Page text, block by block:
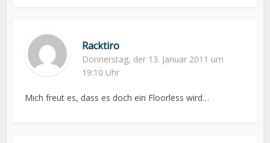
Racktiro
Donnerstag, der 13. Januar 2011 um
19:10 Uhr
Mich freut es, dass es doch ein Floorless wird…